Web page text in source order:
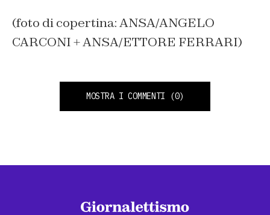
(foto di copertina: ANSA/ANGELO
CARCONI + ANSA/ETTORE FERRARI)
MOSTRA I COMMENTI (0)